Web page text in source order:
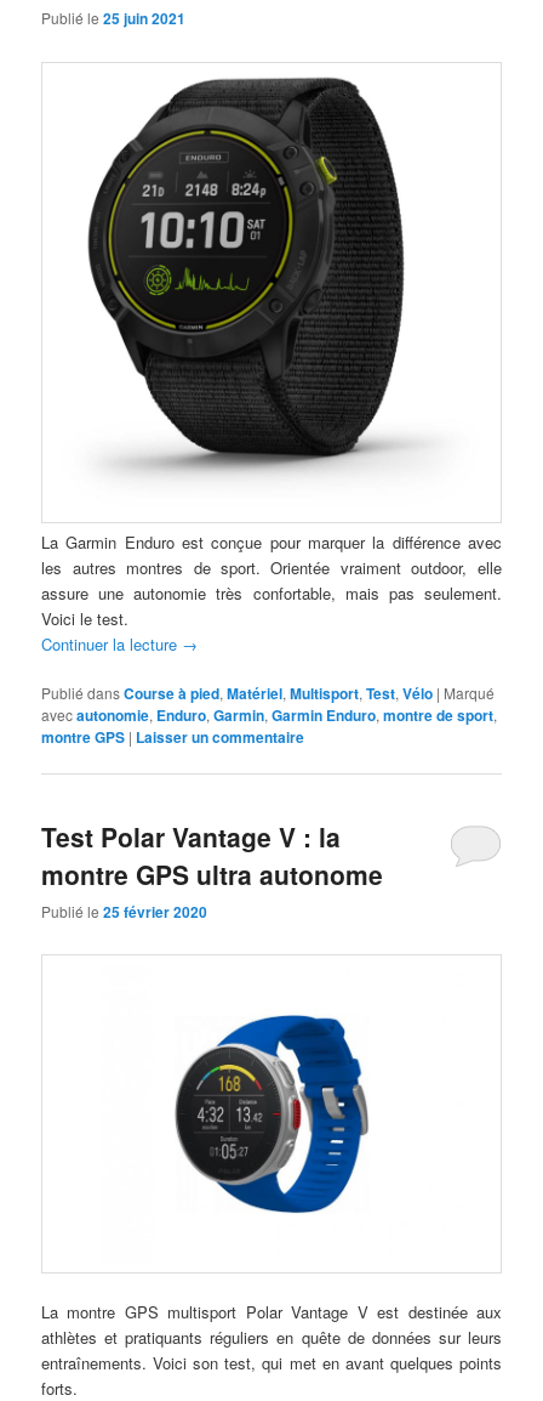
Publié le25 juin 2021
La Garmin Enduro est conçue pour marquer la différence avec
les autres montres de sport. Orientée vraiment outdoor, elle
assure une autonomie très confortable, mais pas seulement.
Voici le test.
Continuer la lecture →
Publié dansCourse à pied,Matériel,Multisport,Test,Vélo | Marqué
avecautonomie, Enduro,Garmin,Garmin Enduro,montre de sport,
montre GPS | Laisser un commentaire
Test Polar Vantage V : la
montre GPS ultra autonome
Publié le25 février 2020
La montre GPS multisport Polar Vantage V est destinée aux
athlètes et pratiquants réguliers en quête de données sur leurs
entraînements. Voici son test, qui met en avant quelques points
forts.